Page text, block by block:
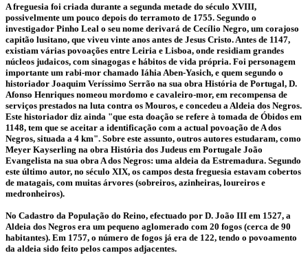
A freguesia foi criada durante a segunda metade do século XVIII,
possivelmente um pouco depois do terramoto de 1755. Segundo o
investigador Pinho Leal o seu nome derivará de Cecílio Negro, um corajoso
capitão lusitano, que viveu vinte anos antes de Jesus Cristo. Antes de 1147,
existiam várias povoações entre Leiria e Lisboa, onde residiam grandes
núcleos judaicos, com sinagogas e hábitos de vida própria. Foi personagem
importante um rabi-mor chamado Iáhia Aben-Yasich, e quem segundo o
historiador Joaquim Veríssimo Serrão na sua obra História de Portugal, D.
Afonso Henriques nomeou mordomo e cavaleiro-mor, em recompensa de
serviços prestados na luta contra os Mouros, e concedeu a Aldeia dos Negros.
Este historiador diz ainda "que esta doação se refere à tomada de Óbidos em
1148, tem que se aceitar a identificação com a actual povoação de A dos
Negros, situada a 4 km". Sobre este assunto, outros autores estudaram, como
Meyer Kayserling na obra História dos Judeus em Portugale João
Evangelista na sua obra A dos Negros: uma aldeia da Estremadura. Segundo
este último autor, no século XIX, os campos desta freguesia estavam cobertos
de matagais, com muitas árvores (sobreiros, azinheiras, loureiros e
medronheiros).
No Cadastro da População do Reino, efectuado por D. João III em 1527, a
Aldeia dos Negros era um pequeno aglomerado com 20 fogos (cerca de 90
habitantes). Em 1757, o número de fogos já era de 122, tendo o povoamento
da aldeia sido feito pelos campos adjacentes.